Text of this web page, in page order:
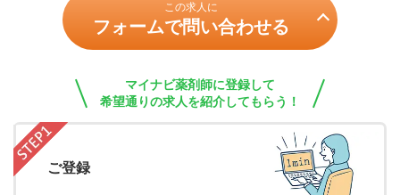
この求人に
フォームで問い合わせる
マイナビ薬剤師に登録して
希望通りの求人を紹介してもらう！
ご登録